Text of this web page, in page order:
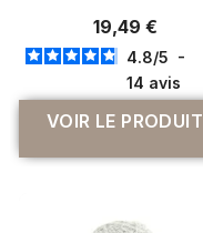
19,49 €
4.8/5 -
14 avis
VOIR LE PRODUIT